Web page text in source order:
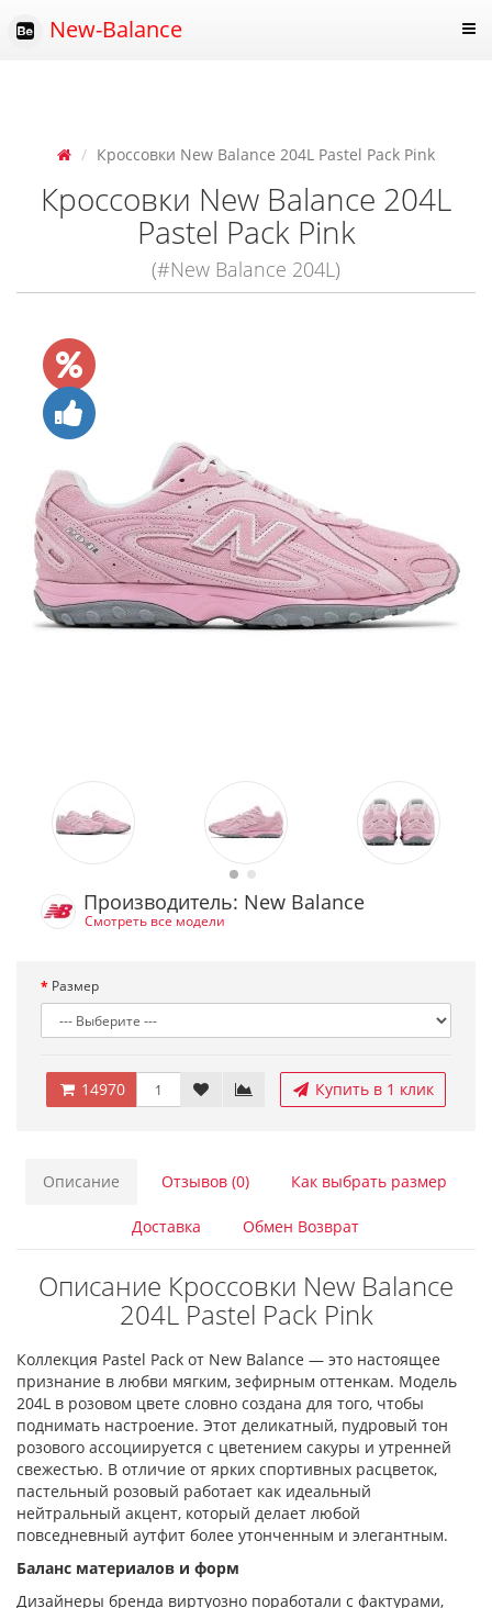
New-Balance
Кроссовки New Balance 204L Pastel Pack Pink
Кроссовки New Balance 204L
Pastel Pack Pink
(#New Balance 204L)
Производитель: New Balance
Смотреть все модели
Размер
14970 Купить в 1 клик
Описание Отзывов (0) Как выбрать размер
Доставка Обмен Возврат
Описание Кроссовки New Balance
204L Pastel Pack Pink
Коллекция Pastel Pack от New Balance — это настоящее
признание в любви мягким, зефирным оттенкам. Модель
204L в розовом цвете словно создана для того, чтобы
поднимать настроение. Этот деликатный, пудровый тон
розового ассоциируется с цветением сакуры и утренней
свежестью. В отличие от ярких спортивных расцветок,
пастельный розовый работает как идеальный
нейтральный акцент, который делает любой
повседневный аутфит более утонченным и элегантным.
Баланс материалов и форм
Дизайнеры бренда виртуозно поработали с фактурами,